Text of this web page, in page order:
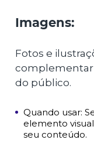
Imagens:
Fotos e
complementar
do público.
Quando usar:
elemento
seu conteúdo.